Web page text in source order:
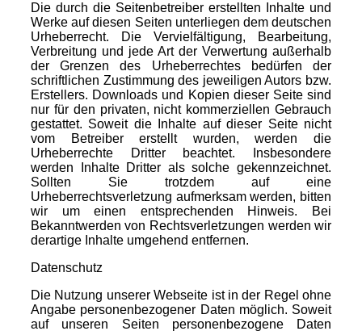
Die durch die Seitenbetreiber erstellten Inhalte und
Werke auf diesen Seiten unterliegen dem deutschen
Urheberrecht. Die Vervielfältigung, Bearbeitung,
Verbreitung und jede Art der Verwertung außerhalb
der Grenzen des Urheberrechtes bedürfen der
schriftlichen Zustimmung des jeweiligen Autors bzw.
Erstellers. Downloads und Kopien dieser Seite sind
nur für den privaten, nicht kommerziellen Gebrauch
gestattet. Soweit die Inhalte auf dieser Seite nicht
vom Betreiber erstellt wurden, werden die
Urheberrechte Dritter beachtet. Insbesondere
werden Inhalte Dritter als solche gekennzeichnet.
Sollten Sie trotzdem auf eine
Urheberrechtsverletzung aufmerksam werden, bitten
wir um einen entsprechenden Hinweis. Bei
Bekanntwerden von Rechtsverletzungen werden wir
derartige Inhalte umgehend entfernen.
Datenschutz
Die Nutzung unserer Webseite ist in der Regel ohne
Angabe personenbezogener Daten möglich. Soweit
auf unseren Seiten personenbezogene Daten